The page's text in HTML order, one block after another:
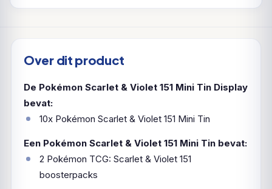
Over dit product
De Pokémon Scarlet & Violet 151 Mini Tin Display
bevat:
10x Pokémon Scarlet & Violet 151 Mini Tin
Een Pokémon Scarlet & Violet 151 Mini Tin bevat:
2 Pokémon TCG: Scarlet & Violet 151
boosterpacks